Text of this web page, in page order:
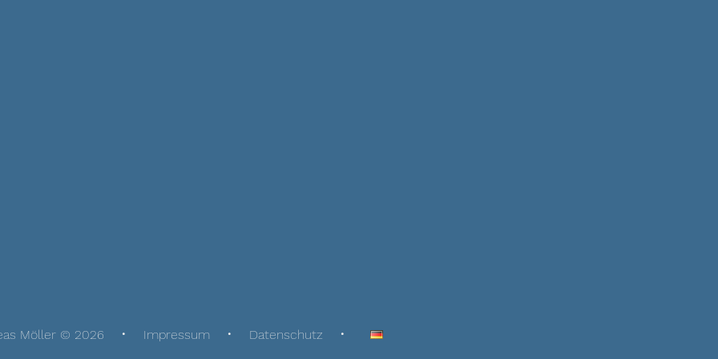
Möller © 2026 Impressum Datenschutz